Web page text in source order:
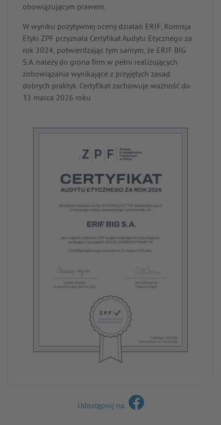
obowiązującym prawem.
W wyniku pozytywnej oceny działań ERIF, Komisja
Etyki ZPF przyznała Certyfikat Audytu Etycznego za
rok 2024, potwierdzając tym samym, że ERIF BIG
S.A. należy do grona firm w pełni realizujących
zobowiązania wynikające z przyjętych zasad
dobrych praktyk. Certyfikat zachowuje ważność do
31 marca 2026 roku.
Udostępnij na: